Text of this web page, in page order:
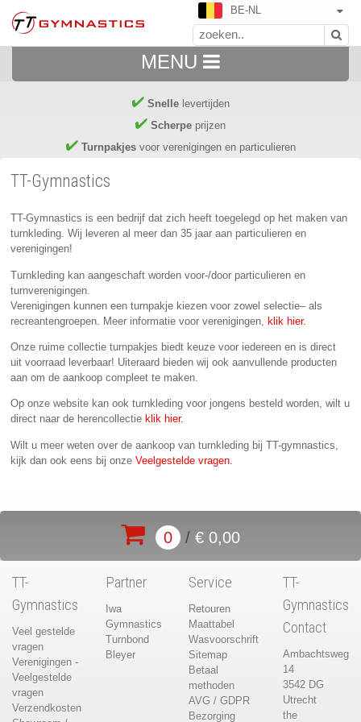
BE-NL
MENU
Snellelevertijden
Scherpe prijzen
Turnpakjesvoor verenigingen en particulieren
TT-Gymnastics
TT-Gymnastics is een bedrijf dat zich heeft toegelegd op het maken van
turnkleding. Wij leveren al meer dan 35 jaar aan particulieren en
verenigingen!
Turnkleding kan aangeschaft worden voor-/door particulieren en
turnverenigingen.
Verenigingen kunnen een turnpakje kiezen voor zowel selectie– als
recreantengroepen. Meer informatie voor verenigingen,klik hier.
Onze ruime collectie turnpakjes biedt keuze voor iedereen en is direct
uit voorraad leverbaar! Uiteraard bieden wij ook aanvullende producten
aan om de aankoop compleet te maken.
Op onze website kan ook turnkleding voor jongens besteld worden, wilt u
direct naar de herencollectie klik hier.
Wilt u meer weten over de aankoop van turnkleding bij TT-gymnastics,
kijk dan ook eens bij onzeVeelgestelde vragen.
0 / € 0,00
TT-
Gymnastics
Veel gestelde
vragen
Verenigingen -
Veelgestelde
vragen
Verzendkosten
Partner
Iwa
Gymnastics
Turnbond
Bleyer
Service
Retouren
Maattabel
Wasvoorschrift
Sitemap
Betaal
methoden
AVG / GDPR
Bezorging
TT-
Gymnastics
Contact
Ambachtsweg
14
3542 DG
Utrecht
the